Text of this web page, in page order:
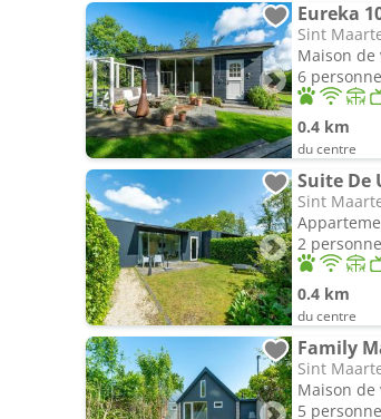
Eureka
Sint
Maison de
6
0.4 km
du centre
Suite De
Sint
2
0.4 km
du centre
Family
Sint
Maison de
5